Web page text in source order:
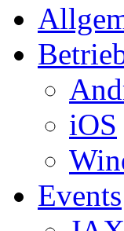
iOS
Events